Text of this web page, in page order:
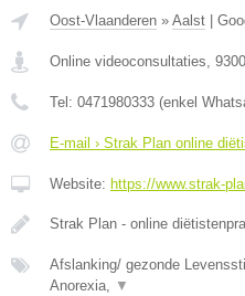
Oost-Vlaanderen » Aalst
Online videoconsultaties, 9300
Tel: 0471980333 (enkel
E-mail › Strak Plan online
Website: https://www.strak-
Strak Plan - online
Afslanking/ gezonde
Anorexia, ▼